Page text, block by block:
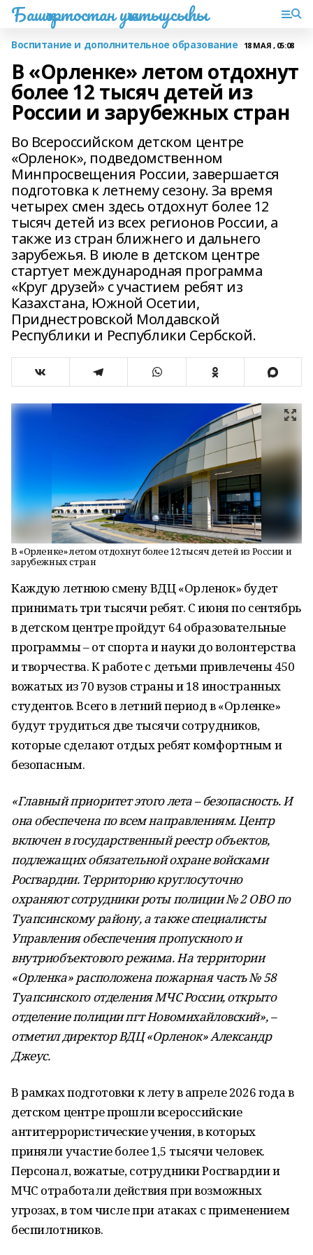
Башҡортостан уҡытыусыһы
Воспитание и дополнительное образование 18 МАЯ , 05:08
В «Орленке» летом отдохнут
более 12 тысяч детей из
России и зарубежных стран
Во Всероссийском детском центре
«Орленок», подведомственном
Минпросвещения России, завершается
подготовка к летнему сезону. За время
четырех смен здесь отдохнут более 12
тысяч детей из всех регионов России, а
также из стран ближнего и дальнего
зарубежья. В июле в детском центре
стартует международная программа
«Круг друзей» с участием ребят из
Казахстана, Южной Осетии,
Приднестровской Молдавской
Республики и Республики Сербской.
В «Орленке» летом отдохнут более 12 тысяч детей из России и
зарубежных стран
Каждую летнюю смену ВДЦ «Орленок» будет
принимать три тысячи ребят. С июня по сентябрь
в детском центре пройдут 64 образовательные
программы – от спорта и науки до волонтерства
и творчества. К работе с детьми привлечены 450
вожатых из 70 вузов страны и 18 иностранных
студентов. Всего в летний период в «Орленке»
будут трудиться две тысячи сотрудников,
которые сделают отдых ребят комфортным и
безопасным.
«Главный приоритет этого лета – безопасность. И
она обеспечена по всем направлениям. Центр
включен в государственный реестр объектов,
подлежащих обязательной охране войсками
Росгвардии. Территорию круглосуточно
охраняют сотрудники роты полиции № 2 ОВО по
Туапсинскому району, а также специалисты
Управления обеспечения пропускного и
внутриобъектового режима. На территории
«Орленка» расположена пожарная часть № 58
Туапсинского отделения МЧС России, открыто
отделение полиции пгт Новомихайловский», –
отметил директор ВДЦ «Орленок» Александр
Джеус.
В рамках подготовки к лету в апреле 2026 года в
детском центре прошли всероссийские
антитеррористические учения, в которых
приняли участие более 1,5 тысячи человек.
Персонал, вожатые, сотрудники Росгвардии и
МЧС отработали действия при возможных
угрозах, в том числе при атаках с применением
беспилотников.